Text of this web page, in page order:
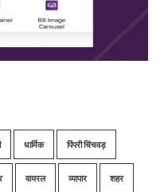
धार्मिक पिंपरी चिंचवड़
वायरल व्यापार शहर